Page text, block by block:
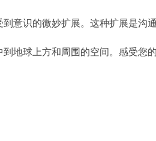
意识的微妙扩展。这种扩展是沟通
地球上方和周围的空间。感受您